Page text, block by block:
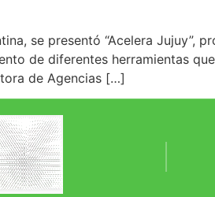
se presentó “Acelera Jujuy”,
de diferentes herramientas
de Agencias […]